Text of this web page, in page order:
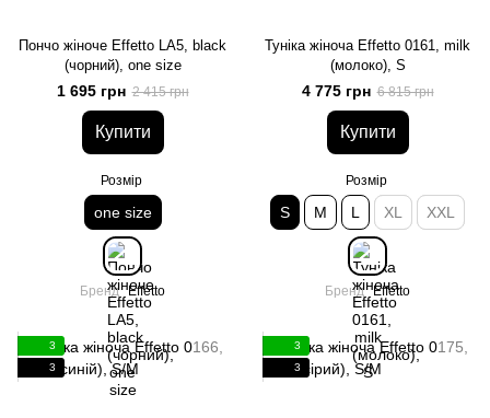
Пончо жіноче Effetto LA5, black
(чорний), one size
1 695 грн 2 415 грн
Купити
Розмір
one size
Бренд Effetto
Туніка жіноча Effetto 0161, milk
(молоко), S
4 775 грн 6 815 грн
Купити
Розмір
S M L XL XXL
Бренд Effetto
3
3
3
3